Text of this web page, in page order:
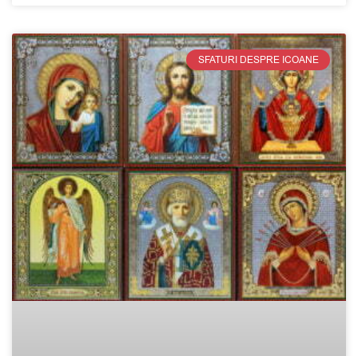
SFATURI DESPRE ICOANE